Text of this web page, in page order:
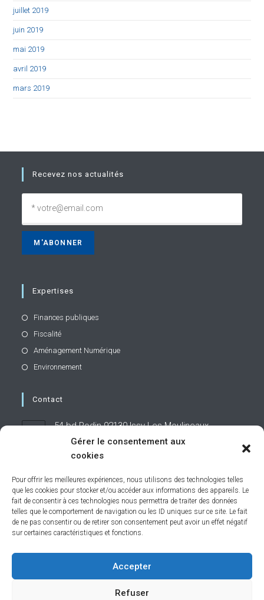
Gérer le consentement aux
cookies
Pour offrir les meilleures expériences, nous utilisons des technologies telles
que les cookies pour stocker et/ou accéder aux informations des appareils. Le
fait de consentir à ces technologies nous permettra de traiter des données
telles que le comportement de navigation ou les ID uniques sur ce site. Le fait
de ne pas consentir ou de retirer son consentement peut avoir un effet négatif
sur certaines caractéristiques et fonctions.
Accepter
Refuser
juillet 2019
juin 2019
mai 2019
avril 2019
mars 2019
Recevez nos actualités
Expertises
Finances publiques
Fiscalité
Aménagement Numérique
Environnement
Contact
54 bd Rodin 92130 Issy-Les-Moulineaux
01 71 19 95 60
contact@caphornier.frS’ouvre
dans
votre
application